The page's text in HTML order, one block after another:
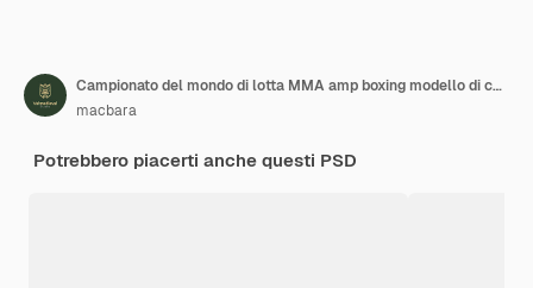
Campionato del mondo di lotta MMA amp boxing modello di copertina youtube
macbara
Potrebbero piacerti anche questi PSD